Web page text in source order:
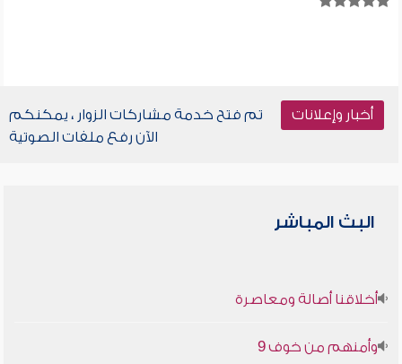
أخبار وإعلانات
تم فتح خدمة مشاركات الزوار ، يمكنكم
الآن رفع ملفات الصوتية
البث المباشر
أخلاقنا أصالة ومعاصرة
وأمنهم من خوف 9